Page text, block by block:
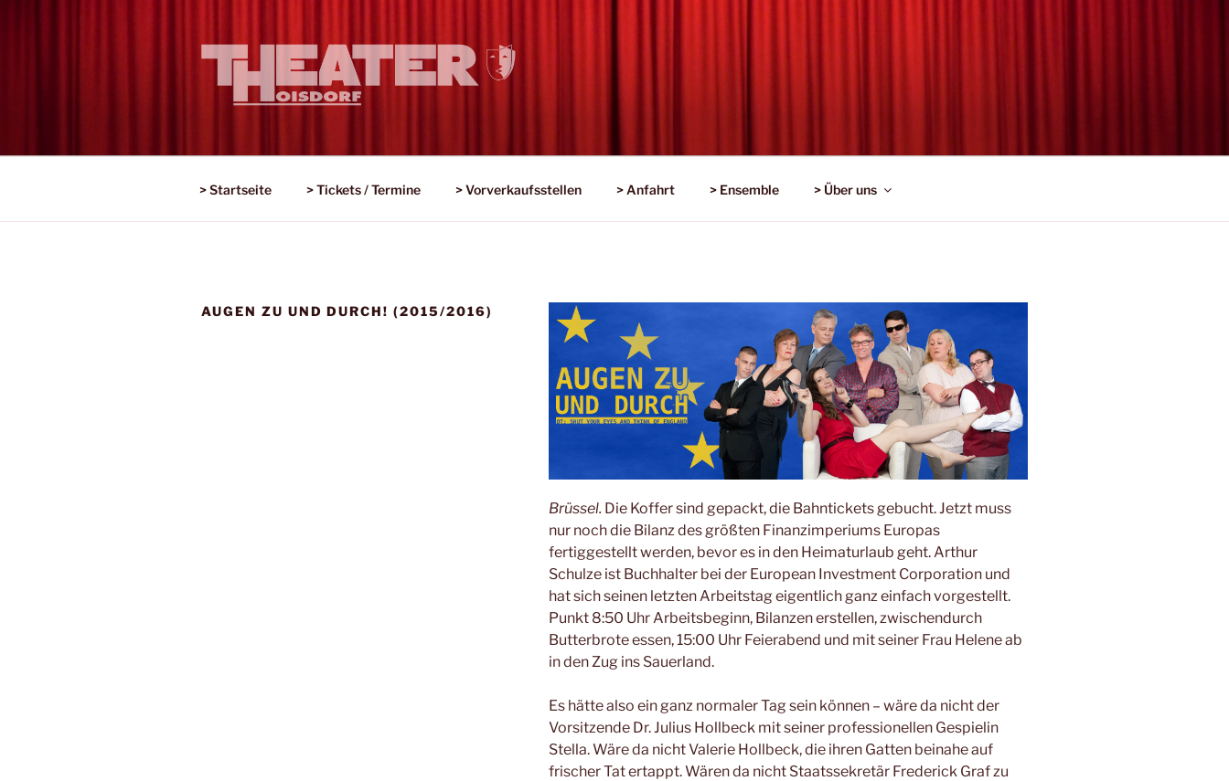
> Startseite > Tickets / Termine > Vorverkaufsstellen > Anfahrt > Ensemble > Über uns
AUGEN ZU UND DURCH! (2015/2016)
Brüssel. Die Koffer sind gepackt, die Bahntickets gebucht. Jetzt muss
nur noch die Bilanz des größten Finanzimperiums Europas
fertiggestellt werden, bevor es in den Heimaturlaub geht. Arthur
Schulze ist Buchhalter bei der European Investment Corporation und
hat sich seinen letzten Arbeitstag eigentlich ganz einfach vorgestellt.
Punkt 8:50 Uhr Arbeitsbeginn, Bilanzen erstellen, zwischendurch
Butterbrote essen, 15:00 Uhr Feierabend und mit seiner Frau Helene ab
in den Zug ins Sauerland.
Es hätte also ein ganz normaler Tag sein können – wäre da nicht der
Vorsitzende Dr. Julius Hollbeck mit seiner professionellen Gespielin
Stella. Wäre da nicht Valerie Hollbeck, die ihren Gatten beinahe auf
frischer Tat ertappt. Wären da nicht Staatssekretär Frederick Graf zu